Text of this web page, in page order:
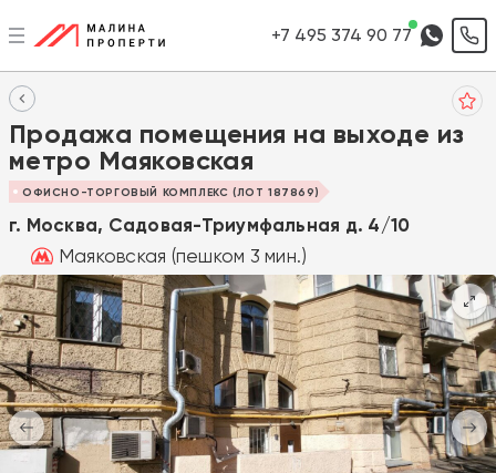
+7 495 374 90 77
Продажа помещения на выходе из
метро Маяковская
ОФИСНО-ТОРГОВЫЙ КОМПЛЕКС (ЛОТ 187869)
г. Москва, Садовая-Триумфальная д. 4/10
Маяковская (пешком 3 мин.)